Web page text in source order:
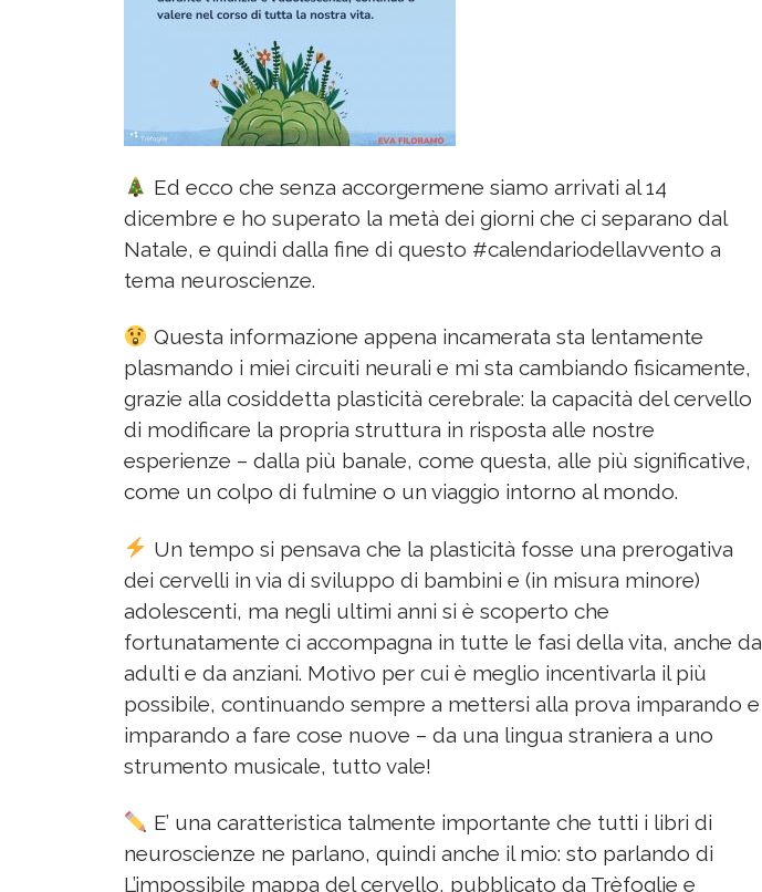
Ed ecco che senza accorgermene siamo arrivati al 14
dicembre e ho superato la metà dei giorni che ci separano dal
Natale, e quindi dalla fine di questo #calendariodellavvento a
tema neuroscienze.
Questa informazione appena incamerata sta lentamente
plasmando i miei circuiti neurali e mi sta cambiando fisicamente,
grazie alla cosiddetta plasticità cerebrale: la capacità del cervello
di modificare la propria struttura in risposta alle nostre
esperienze – dalla più banale, come questa, alle più significative,
come un colpo di fulmine o un viaggio intorno al mondo.
Un tempo si pensava che la plasticità fosse una prerogativa
dei cervelli in via di sviluppo di bambini e (in misura minore)
adolescenti, ma negli ultimi anni si è scoperto che
fortunatamente ci accompagna in tutte le fasi della vita, anche da
adulti e da anziani. Motivo per cui è meglio incentivarla il più
possibile, continuando sempre a mettersi alla prova imparando e
imparando a fare cose nuove – da una lingua straniera a uno
strumento musicale, tutto vale!
E’ una caratteristica talmente importante che tutti i libri di
neuroscienze ne parlano, quindi anche il mio: sto parlando di
L’impossibile mappa del cervello, pubblicato da Trèfoglie e